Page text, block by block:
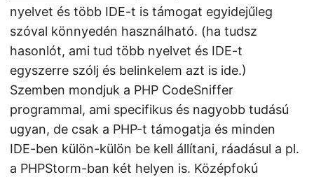
nyelvet és több IDE-t is támogat egyidejűleg
szóval könnyedén használható. (ha tudsz
hasonlót, ami tud több nyelvet és IDE-t
egyszerre szólj és belinkelem azt is ide.)
Szemben mondjuk a PHP CodeSniffer
programmal, ami specifikus és nagyobb tudású
ugyan, de csak a PHP-t támogatja és minden
IDE-ben külön-külön be kell állítani, ráadásul a pl.
a PHPStorm-ban két helyen is. Középfokú